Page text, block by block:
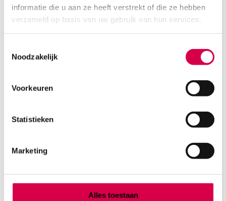
informatie die u aan ze heeft verstrekt of die ze hebben
verzameld op basis van uw gebruik van hun services.
Noodzakelijk
Voorkeuren
Statistieken
Marketing
Alles toestaan
HEINE
incl. BTW